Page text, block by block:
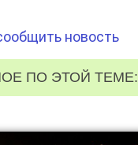
новость
ПО ЭТОЙ ТЕМЕ: